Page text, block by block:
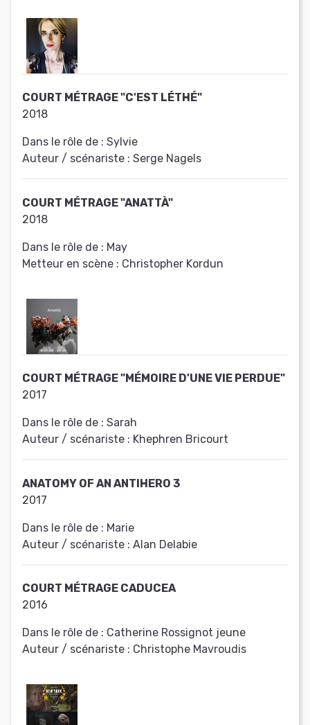
COURT MÉTRAGE "C'EST LÉTHÉ"
2018
Dans le rôle de : Sylvie
Auteur / scénariste : Serge Nagels
COURT MÉTRAGE "ANATTÀ"
2018
Dans le rôle de : May
Metteur en scène : Christopher Kordun
COURT MÉTRAGE "MÉMOIRE D'UNE VIE PERDUE"
2017
Dans le rôle de : Sarah
Auteur / scénariste : Khephren Bricourt
ANATOMY OF AN ANTIHERO 3
2017
Dans le rôle de : Marie
Auteur / scénariste : Alan Delabie
COURT MÉTRAGE CADUCEA
2016
Dans le rôle de : Catherine Rossignot jeune
Auteur / scénariste : Christophe Mavroudis